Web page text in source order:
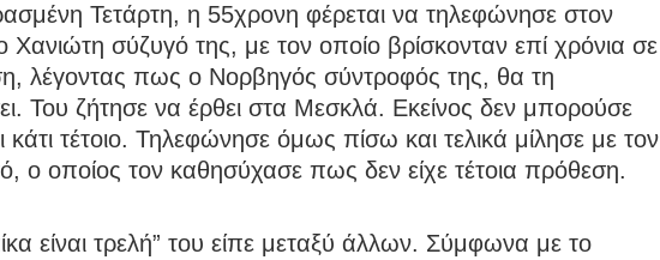
Τετάρτη, η 55χρονη φέρεται να τηλεφώνησε στον
Χανιώτη σύζυγό της, με τον οποίο βρίσκονταν επί χρόνια σε
λέγοντας πως ο Νορβηγός σύντροφός της, θα τη
Του ζήτησε να έρθει στα Μεσκλά. Εκείνος δεν μπορούσε
κάτι τέτοιο. Τηλεφώνησε όμως πίσω και τελικά μίλησε με τον
ο οποίος τον καθησύχασε πως δεν είχε τέτοια πρόθεση.
είναι τρελή” του είπε μεταξύ άλλων. Σύμφωνα με το